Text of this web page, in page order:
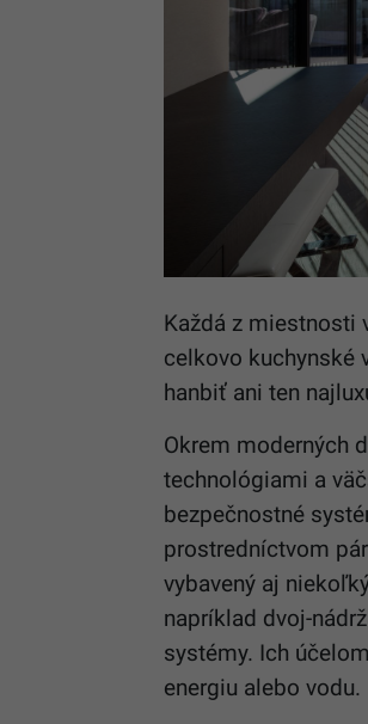
Každá z miestnosti
celkovo kuchynské
hanbiť ani ten
Okrem moderných
technológiami a
bezpečnostné
prostredníctvom
vybavený aj
napríklad dvoj-
systémy. Ich
energiu alebo vodu.